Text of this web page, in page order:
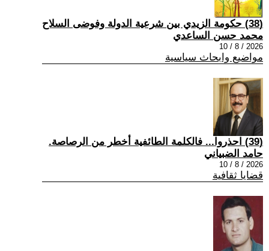
(38) حكومة الزيدي بين شرعية الدولة وفوضى السلاح
محمد حسن الساعدي
2026 / 8 / 10
مواضيع وابحاث سياسية
(39) احذروا... فالكلمة الطائفية أخطر من الرصاصة.
حامد الضبياني
2026 / 8 / 10
قضايا ثقافية